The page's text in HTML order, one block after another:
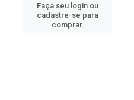
Faça seu login ou
cadastre-se para
comprar.